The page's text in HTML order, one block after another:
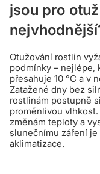
jsou pro
Otužování rostlin
podmínky – nejlépe,
přesahuje 10 °C a v
Zatažené dny bez
rostlinám postupně
proměnlivou
změnám teploty a
slunečnímu záření
aklimatizace.